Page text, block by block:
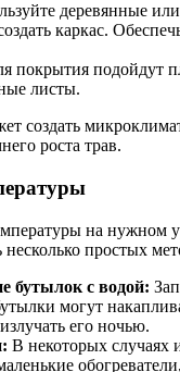
деревянные
каркас.
покрытия подойдут
листы.
создать
роста трав.
на нужном
простых
бутылок с водой:
могут
его ночью.
В некоторых случаях